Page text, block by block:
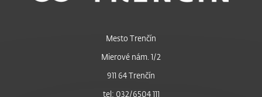
Mesto Trenčín
Mierové nám. 1/2
911 64 Trenčín
tel: 032/6504 111